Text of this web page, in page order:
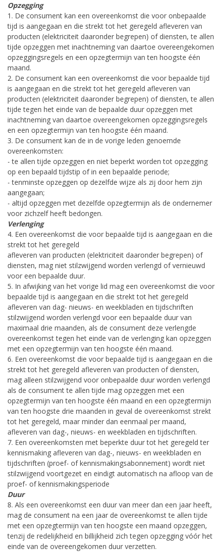
Opzegging
1. De consument kan een overeenkomst die voor onbepaalde
tijd is aangegaan en die strekt tot het geregeld afleveren van
producten (elektriciteit daaronder begrepen) of diensten, te allen
tijde opzeggen met inachtneming van daartoe overeengekomen
opzeggingsregels en een opzegtermijn van ten hoogste één
maand.
2. De consument kan een overeenkomst die voor bepaalde tijd
is aangegaan en die strekt tot het geregeld afleveren van
producten (elektriciteit daaronder begrepen) of diensten, te allen
tijde tegen het einde van de bepaalde duur opzeggen met
inachtneming van daartoe overeengekomen opzeggingsregels
en een opzegtermijn van ten hoogste één maand.
3. De consument kan de in de vorige leden genoemde
overeenkomsten:
- te allen tijde opzeggen en niet beperkt worden tot opzegging
op een bepaald tijdstip of in een bepaalde periode;
- tenminste opzeggen op dezelfde wijze als zij door hem zijn
aangegaan;
- altijd opzeggen met dezelfde opzegtermijn als de ondernemer
voor zichzelf heeft bedongen.
Verlenging
4. Een overeenkomst die voor bepaalde tijd is aangegaan en die
strekt tot het geregeld
afleveren van producten (elektriciteit daaronder begrepen) of
diensten, mag niet stilzwijgend worden verlengd of vernieuwd
voor een bepaalde duur.
5. In afwijking van het vorige lid mag een overeenkomst die voor
bepaalde tijd is aangegaan en die strekt tot het geregeld
afleveren van dag- nieuws- en weekbladen en tijdschriften
stilzwijgend worden verlengd voor een bepaalde duur van
maximaal drie maanden, als de consument deze verlengde
overeenkomst tegen het einde van de verlenging kan opzeggen
met een opzegtermijn van ten hoogste één maand.
6. Een overeenkomst die voor bepaalde tijd is aangegaan en die
strekt tot het geregeld afleveren van producten of diensten,
mag alleen stilzwijgend voor onbepaalde duur worden verlengd
als de consument te allen tijde mag opzeggen met een
opzegtermijn van ten hoogste één maand en een opzegtermijn
van ten hoogste drie maanden in geval de overeenkomst strekt
tot het geregeld, maar minder dan eenmaal per maand,
afleveren van dag-, nieuws- en weekbladen en tijdschriften.
7. Een overeenkomsten met beperkte duur tot het geregeld ter
kennismaking afleveren van dag-, nieuws- en weekbladen en
tijdschriften (proef- of kennismakingsabonnement) wordt niet
stilzwijgend voortgezet en eindigt automatisch na afloop van de
proef- of kennismakingsperiode
Duur
8. Als een overeenkomst een duur van meer dan een jaar heeft,
mag de consument na een jaar de overeenkomst te allen tijde
met een opzegtermijn van ten hoogste een maand opzeggen,
tenzij de redelijkheid en billijkheid zich tegen opzegging vóór het
einde van de overeengekomen duur verzetten.